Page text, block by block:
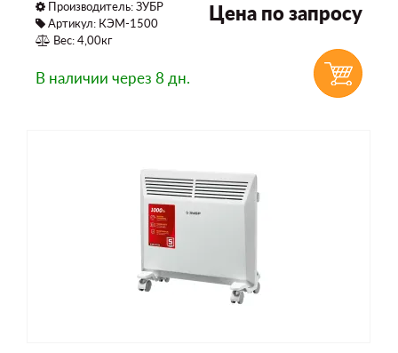
Производитель:ЗУБР
Артикул: КЭМ-1500
Вес: 4,00кг
Цена по запросу
В наличии через 8 дн.